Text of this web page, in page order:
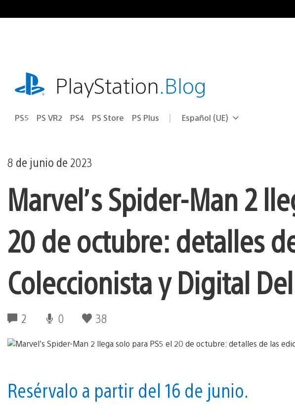
al
playstation.comPlayStation.Blog
PS5 PS VR2 PS4 PS Store PS Plus Selecciona
Región
Español (UE)
8 de junio de 2023
Marvel’s Spider-Man 2
20 de octubre: detalles
Coleccionista y Digital
2 0 38
Resérvalo a partir del 16 de junio.